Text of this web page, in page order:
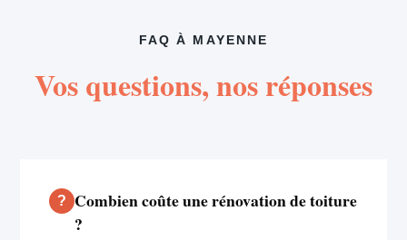
FAQ À MAYENNE
Vos questions, nos réponses
Combien coûte une rénovation de toiture
?